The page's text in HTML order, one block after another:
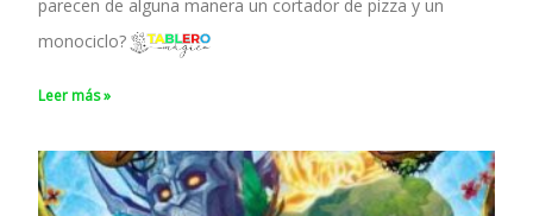
parecen de alguna manera un cortador de pizza y un
monociclo?
Leer más »